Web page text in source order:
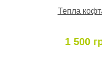
Тепла
1 500